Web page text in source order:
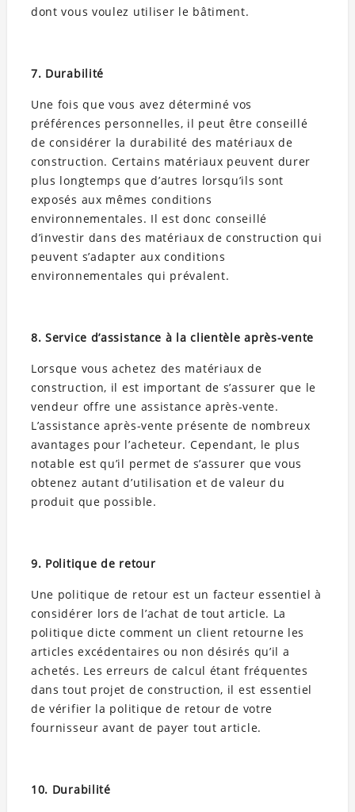
dont vous voulez utiliser le bâtiment.
7. Durabilité
Une fois que vous avez déterminé vos
préférences personnelles, il peut être conseillé
de considérer la durabilité des matériaux de
construction. Certains matériaux peuvent durer
plus longtemps que d’autres lorsqu’ils sont
exposés aux mêmes conditions
environnementales. Il est donc conseillé
d’investir dans des matériaux de construction qui
peuvent s’adapter aux conditions
environnementales qui prévalent.
8. Service d’assistance à la clientèle après-vente
Lorsque vous achetez des matériaux de
construction, il est important de s’assurer que le
vendeur offre une assistance après-vente.
L’assistance après-vente présente de nombreux
avantages pour l’acheteur. Cependant, le plus
notable est qu’il permet de s’assurer que vous
obtenez autant d’utilisation et de valeur du
produit que possible.
9. Politique de retour
Une politique de retour est un facteur essentiel à
considérer lors de l’achat de tout article. La
politique dicte comment un client retourne les
articles excédentaires ou non désirés qu’il a
achetés. Les erreurs de calcul étant fréquentes
dans tout projet de construction, il est essentiel
de vérifier la politique de retour de votre
fournisseur avant de payer tout article.
10. Durabilité